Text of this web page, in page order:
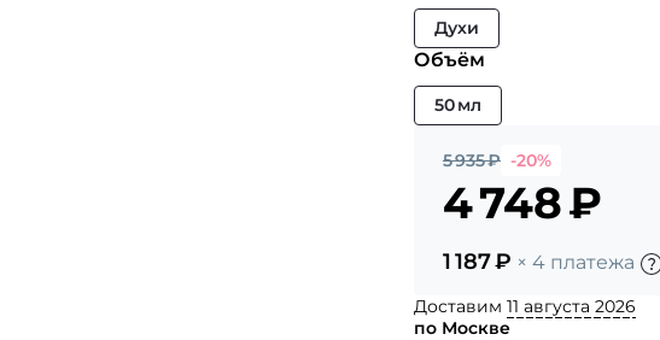
Духи
Объём
50 мл
5 935₽ -20%
4 748₽
1 187₽ × 4 платежа
Доставим 11 августа 2026
по Москве